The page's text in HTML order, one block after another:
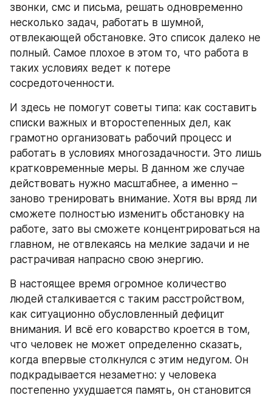
звонки, смс и письма, решать одновременно
несколько задач, работать в шумной,
отвлекающей обстановке. Это список далеко не
полный. Самое плохое в этом то, что работа в
таких условиях ведет к потере
сосредоточенности.
И здесь не помогут советы типа: как составить
списки важных и второстепенных дел, как
грамотно организовать рабочий процесс и
работать в условиях многозадачности. Это лишь
кратковременные меры. В данном же случае
действовать нужно масштабнее, а именно –
заново тренировать внимание. Хотя вы вряд ли
сможете полностью изменить обстановку на
работе, зато вы сможете концентрироваться на
главном, не отвлекаясь на мелкие задачи и не
растрачивая напрасно свою энергию.
В настоящее время огромное количество
людей сталкивается с таким расстройством,
как ситуационно обусловленный дефицит
внимания. И всё его коварство кроется в том,
что человек не может определенно сказать,
когда впервые столкнулся с этим недугом. Он
подкрадывается незаметно: у человека
постепенно ухудшается память, он становится